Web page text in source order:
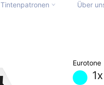
Tintenpatronen Über
Eurotone